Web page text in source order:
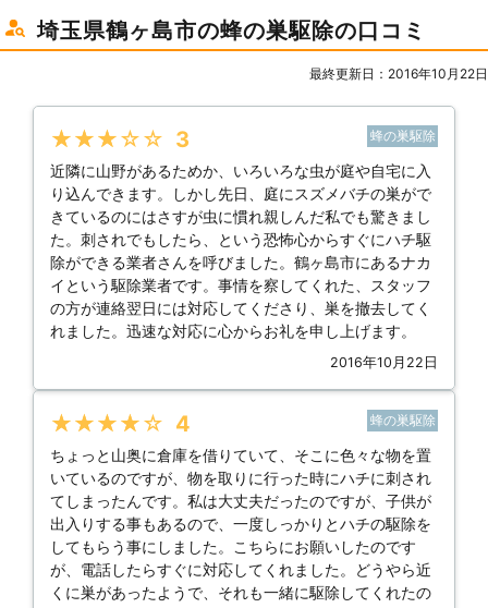
埼玉県鶴ヶ島市の蜂の巣駆除の口コミ
最終更新日：2016年10月22日
★★★★★ 3 蜂の巣駆除
近隣に山野があるためか、いろいろな虫が庭や自宅に入
り込んできます。しかし先日、庭にスズメバチの巣がで
きているのにはさすが虫に慣れ親しんだ私でも驚きまし
た。刺されでもしたら、という恐怖心からすぐにハチ駆
除ができる業者さんを呼びました。鶴ヶ島市にあるナカ
イという駆除業者です。事情を察してくれた、スタッフ
の方が連絡翌日には対応してくださり、巣を撤去してく
れました。迅速な対応に心からお礼を申し上げます。
2016年10月22日
★★★★★ 4 蜂の巣駆除
ちょっと山奥に倉庫を借りていて、そこに色々な物を置
いているのですが、物を取りに行った時にハチに刺され
てしまったんです。私は大丈夫だったのですが、子供が
出入りする事もあるので、一度しっかりとハチの駆除を
してもらう事にしました。こちらにお願いしたのです
が、電話したらすぐに対応してくれました。どうやら近
くに巣があったようで、それも一緒に駆除してくれたの